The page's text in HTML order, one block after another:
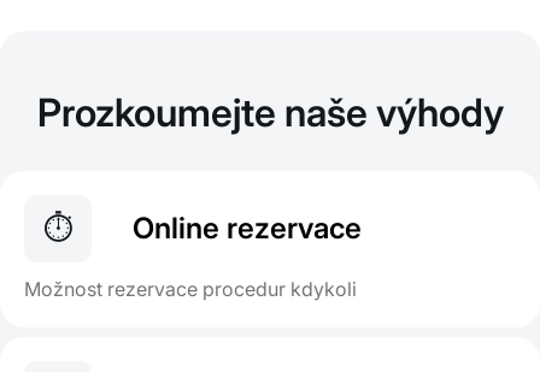
Prozkoumejte naše výhody
⏱️ Online rezervace
Možnost rezervace procedur kdykoli